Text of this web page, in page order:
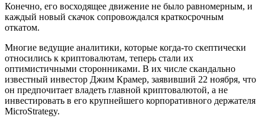
Конечно, его восходящее движение не было равномерным, и
каждый новый скачок сопровождался краткосрочным
откатом.
Многие ведущие аналитики, которые когда-то скептически
относились к криптовалютам, теперь стали их
оптимистичными сторонниками. В их числе скандально
известный инвестор Джим Крамер, заявивший 22 ноября, что
он предпочитает владеть главной криптовалютой, а не
инвестировать в его крупнейшего корпоративного держателя
MicroStrategy.